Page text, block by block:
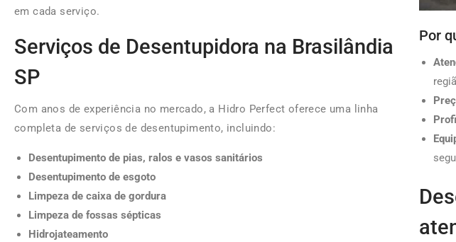
em cada serviço.
Serviços de Desentupidora na Brasilândia
SP
Com anos de experiência no mercado, a Hidro Perfect oferece uma linha
completa de serviços de desentupimento, incluindo:
Desentupimento de pias, ralos e vasos sanitários
Desentupimento de esgoto
Limpeza de caixa de gordura
Limpeza de fossas sépticas
Hidrojateamento
Por